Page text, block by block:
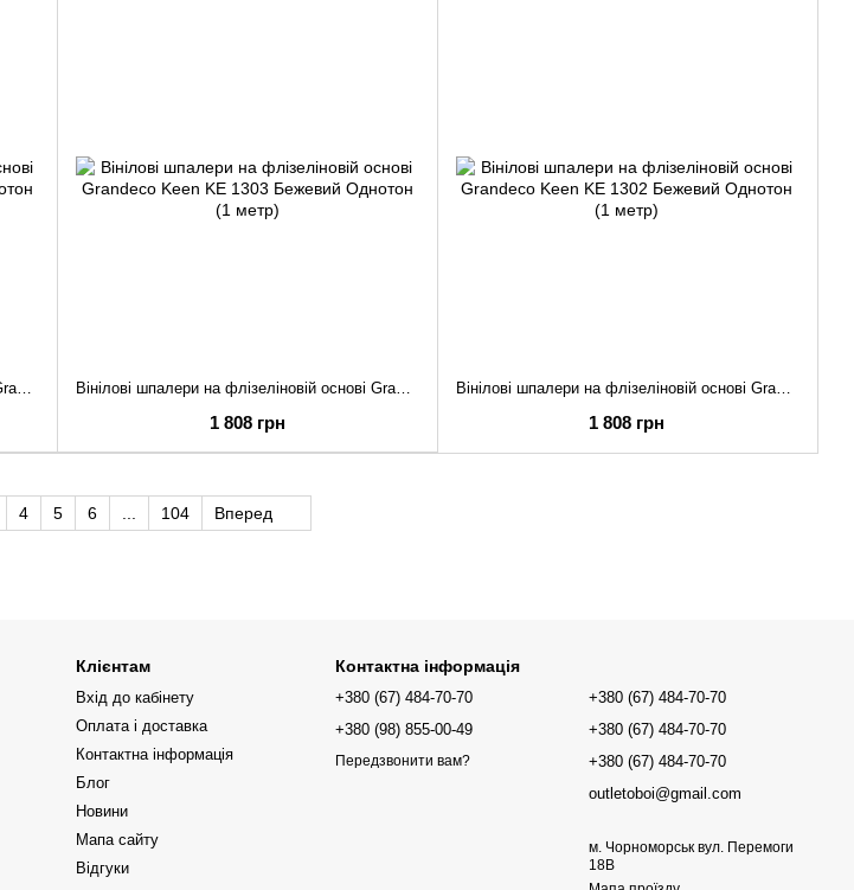
Вінілові шпалери на флізеліновій основі Grandeco Keen KE 1304 Зелений Однотон (1 метр)
1 808 грн
Вінілові шпалери на флізеліновій основі Grandeco Keen KE 1302 Бежевий Однотон (1 метр)
1 808 грн
4 5 6 104 Вперед
Клієнтам
Вхід до кабінету
Оплата і доставка
Контактна інформація
Блог
Новини
Мапа сайту
Відгуки
Контактна інформація
+380 (67) 484-70-70
+380 (98) 855-00-49
Передзвонити вам?
+380 (67) 484-70-70
+380 (67) 484-70-70
+380 (67) 484-70-70
outletoboi@gmail.com
м. Чорноморськ вул. Перемоги
18В